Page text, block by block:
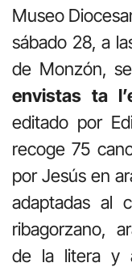
Museo
sábado 28, a
de Monzón,
envistas ta
editado por
recoge 75
por Jesús en
adaptadas al
ribagorzano,
de la litera y